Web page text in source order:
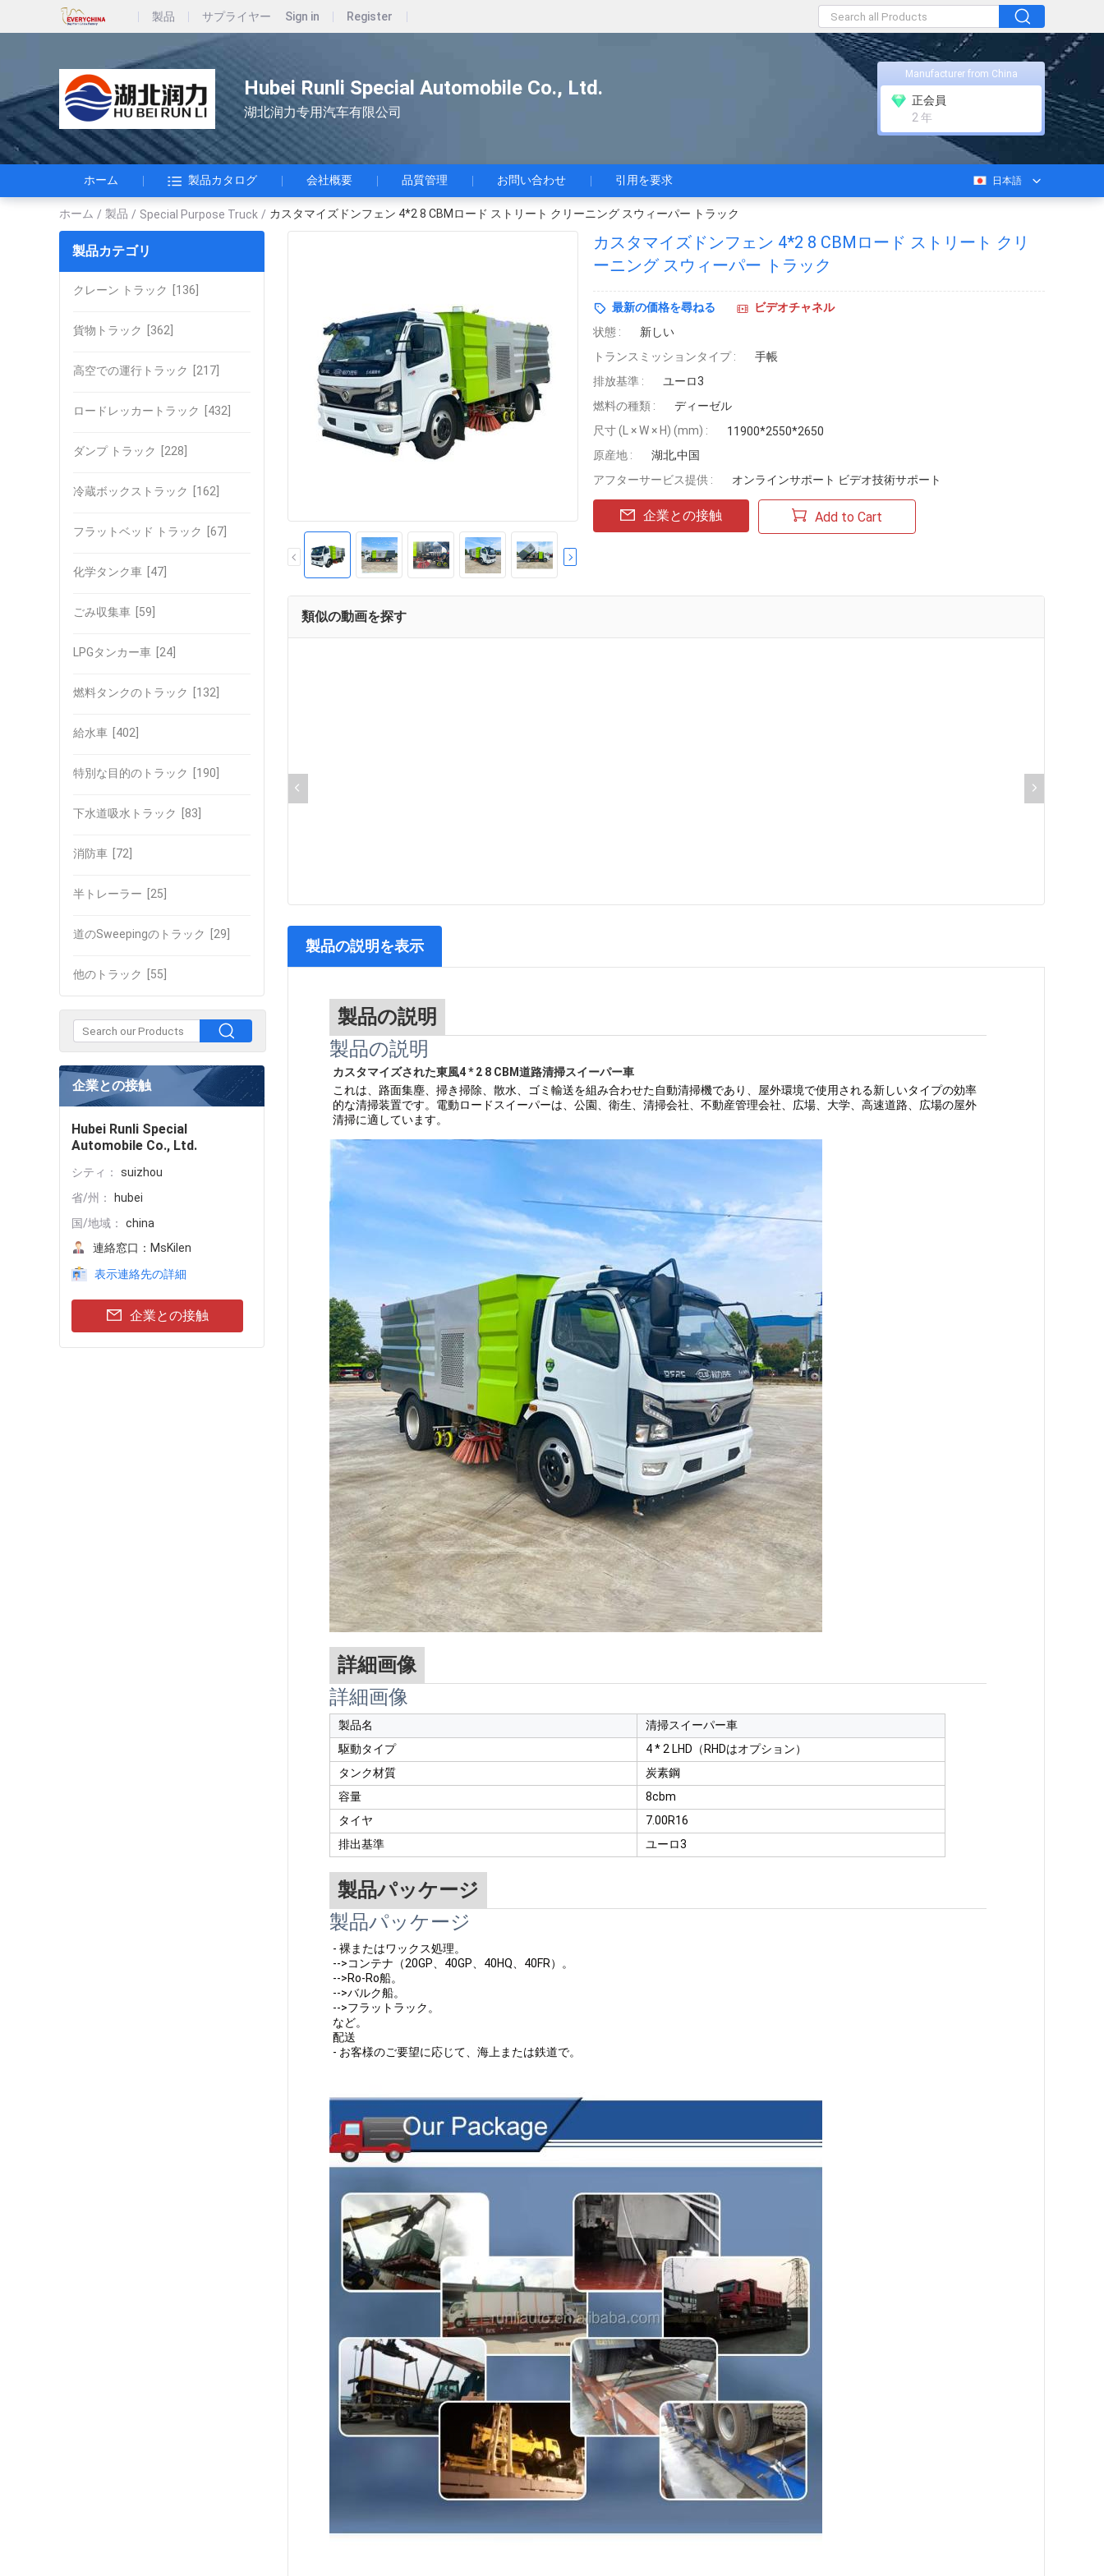
製品 サプライヤー Sign in Register
Hubei Runli Special Automobile Co., Ltd.
湖北润力专用汽车有限公司
Manufacturer from China
正会員
2 年
ホーム 製品カタログ 会社概要 品質管理 お問い合わせ 引用を要求 日本語
ホーム / 製品 / Special Purpose Truck / カスタマイズドンフェン 4*2 8 CBMロード ストリート クリーニング スウィーパー トラック
製品カテゴリ
クレーン トラック [136]
貨物トラック [362]
高空での運行トラック [217]
ロードレッカートラック [432]
ダンプ トラック [228]
冷蔵ボックストラック [162]
フラットベッド トラック [67]
化学タンク車 [47]
ごみ収集車 [59]
LPGタンカー車 [24]
燃料タンクのトラック [132]
給水車 [402]
特別な目的のトラック [190]
下水道吸水トラック [83]
消防車 [72]
半トレーラー [25]
道のSweepingのトラック [29]
他のトラック [55]
企業との接触
Hubei Runli Special
Automobile Co., Ltd.
シティ：
suizhou
省/州：
hubei
国/地域：
china
連絡窓口： MsKilen
表示連絡先の詳細
企業との接触
カスタマイズドンフェン 4*2 8 CBMロード ストリート クリ
ーニング スウィーパー トラック
最新の価格を尋ねる
ビデオチャネル
状態 :
新しい
トランスミッションタイプ :
手帳
排放基準 :
ユーロ3
燃料の種類 :
ディーゼル
尺寸 (L × W × H) (mm) :
11900*2550*2650
原産地 :
湖北,中国
アフターサービス提供 :
オンラインサポート ビデオ技術サポート
企業との接触 Add to Cart
類似の動画を探す
製品の説明を表示
製品の説明
製品の説明
カスタマイズされた東風4 * 2 8 CBM道路清掃スイーパー車
これは、路面集塵、掃き掃除、散水、ゴミ輸送を組み合わせた自動清掃機であり、屋外環境で使用される新しいタイプの効率
的な清掃装置です。電動ロードスイーパーは、公園、衛生、清掃会社、不動産管理会社、広場、大学、高速道路、広場の屋外
清掃に適しています。
詳細画像
詳細画像
製品名
清掃スイーパー車
駆動タイプ
4 * 2 LHD（RHDはオプション）
タンク材質
炭素鋼
容量
8cbm
タイヤ
7.00R16
排出基準
ユーロ3
製品パッケージ
製品パッケージ
- 裸またはワックス処理。
-->コンテナ（20GP、40GP、40HQ、40FR）。
-->Ro-Ro船。
-->バルク船。
-->フラットラック。
など。
配送
- お客様のご要望に応じて、海上または鉄道で。